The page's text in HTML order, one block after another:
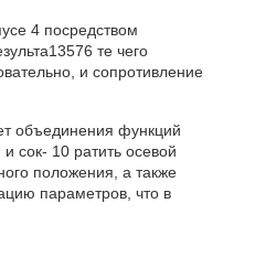
4 посредством
те чего
и сопротивление
объединения функций
сок- 10 ратить осевой
положения, а также
параметров, что в